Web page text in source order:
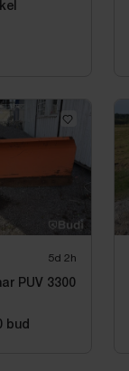
5d 2h
PUV 3300
bud